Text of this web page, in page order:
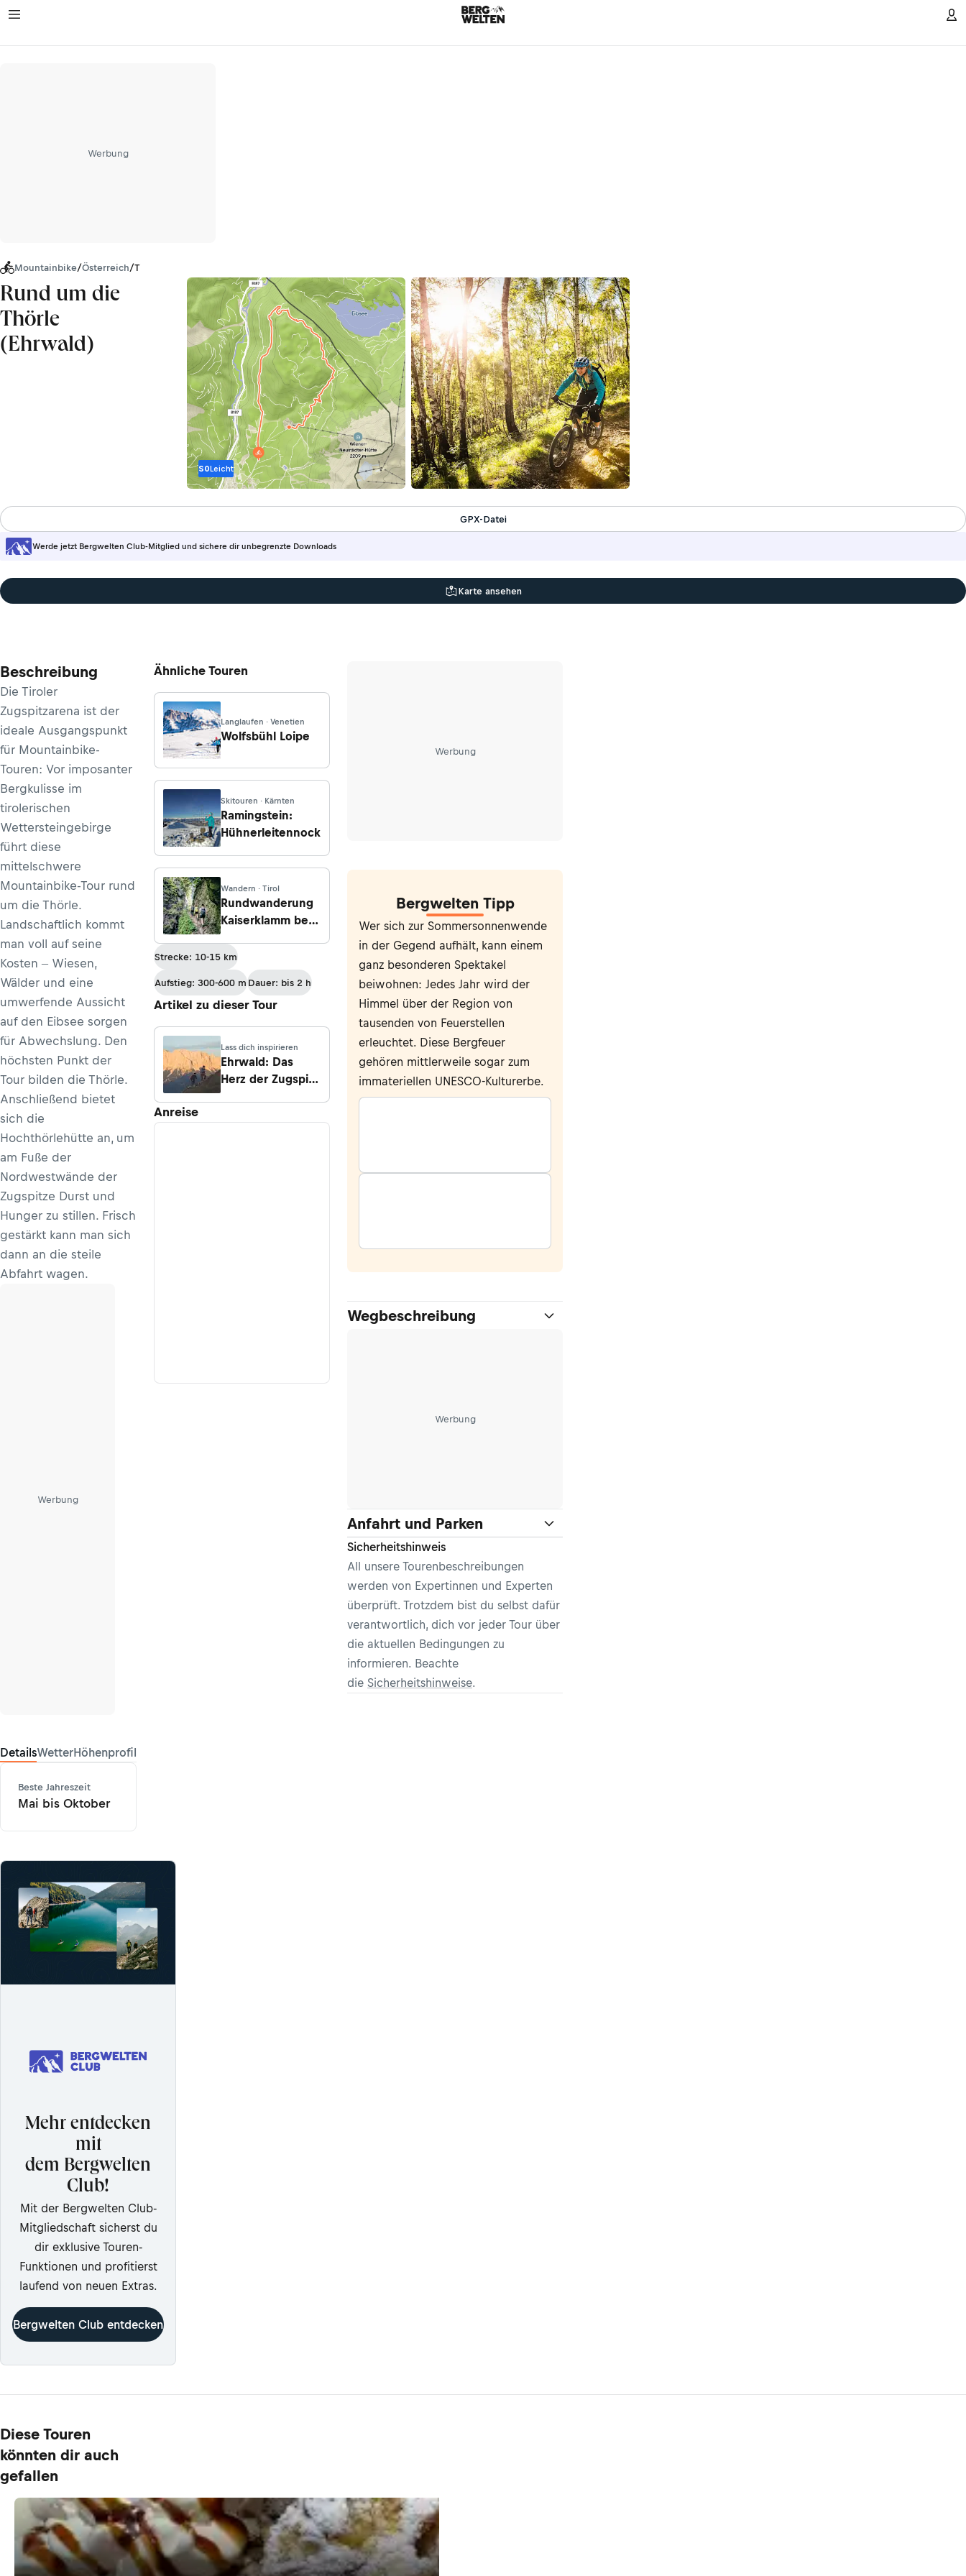
Werbung
Mountainbike/Österreich/Tirol
Rund um die
Thörle
(Ehrwald)
S0Leicht
Werde jetzt Bergwelten Club-Mitglied und sichere dir unbegrenzte Downloads
GPX-Datei
Karte ansehen
Beschreibung
Die Tiroler
Zugspitzarena ist der
ideale Ausgangspunkt
für Mountainbike-
Touren: Vor imposanter
Bergkulisse im
tirolerischen
Wettersteingebirge
führt diese
mittelschwere
Mountainbike-Tour rund
um die Thörle.
Landschaftlich kommt
man voll auf seine
Kosten ‒ Wiesen,
Wälder und eine
umwerfende Aussicht
auf den Eibsee sorgen
für Abwechslung. Den
höchsten Punkt der
Tour bilden die Thörle.
Anschließend bietet
sich die
Hochthörlehütte an, um
am Fuße der
Nordwestwände der
Zugspitze Durst und
Hunger zu stillen. Frisch
gestärkt kann man sich
dann an die steile
Abfahrt wagen.
Werbung
DetailsWetterHöhenprofil
Beste Jahreszeit
Mai bis Oktober
Ähnliche Touren
Langlaufen · Venetien
Wolfsbühl Loipe
Skitouren · Kärnten
Ramingstein:
Hühnerleitennock
Wandern · Tirol
Rundwanderung
Kaiserklamm bei
Strecke: 10-15 km
Aufstieg: 300-600 m Dauer: bis 2 h
Artikel zu dieser Tour
Lass dich inspirieren
Ehrwald: Das
Herz der Zugspitz
Anreise
Werbung
Bergwelten Tipp
Wer sich zur Sommersonnenwende
in der Gegend aufhält, kann einem
ganz besonderen Spektakel
beiwohnen: Jedes Jahr wird der
Himmel über der Region von
tausenden von Feuerstellen
erleuchtet. Diese Bergfeuer
gehören mittlerweile sogar zum
immateriellen UNESCO-Kulturerbe.
Wegbeschreibung
Werbung
Anfahrt und Parken
Sicherheitshinweis
All unsere Tourenbeschreibungen
werden von Expertinnen und Experten
überprüft. Trotzdem bist du selbst dafür
verantwortlich, dich vor jeder Tour über
die aktuellen Bedingungen zu
informieren. Beachte
die Sicherheitshinweise.
Mehr entdecken
mit
dem Bergwelten
Club!
Mit der Bergwelten Club-
Mitgliedschaft sicherst du
dir exklusive Touren-
Funktionen und profitierst
laufend von neuen Extras.
Bergwelten Club entdecken
Diese Touren
könnten dir auch
gefallen